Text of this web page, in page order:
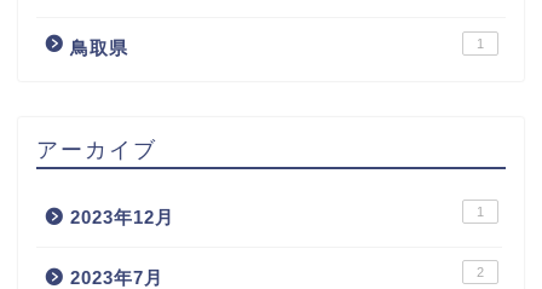
鳥取県 1
アーカイブ
2023年12月 1
2023年7月 2